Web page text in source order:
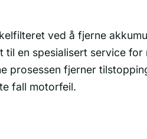
ved å fjerne
til en spesialisert service for
prosessen fjerner
fall motorfeil.